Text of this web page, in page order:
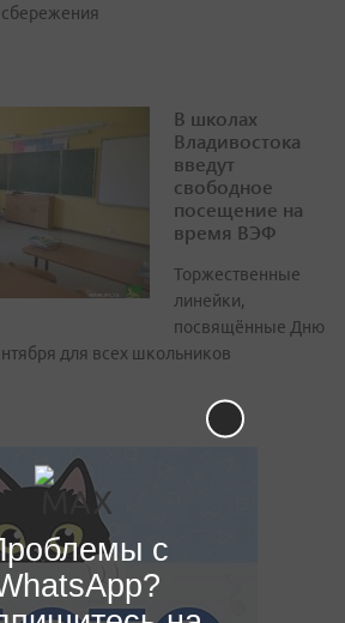
В школах
Владивостока
введут
свободное
посещение на
время ВЭФ
Торжественные
линейки,
посвящённые Дню
для всех школьников
с